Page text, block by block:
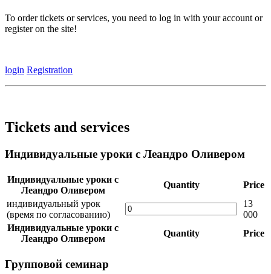
To order tickets or services, you need to log in with your account or
register on the site!
login Registration
Tickets and services
Индивидуальные уроки с Леандро Оливером
Индивидуальные уроки с
Леандро Оливером
Quantity
Price
индивидуальный урок
(время по согласованию)
13
000
Индивидуальные уроки с
Леандро Оливером
Quantity Price
Групповой семинар